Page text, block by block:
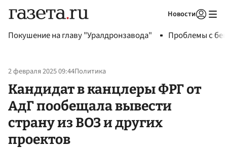
Новости
Покушение на главу "Уралдронзавода" Проблемы с
2 февраля 2025 09:44Политика
Кандидат в канцлеры ФРГ от
АдГ пообещала вывести
страну из ВОЗ и других
проектов